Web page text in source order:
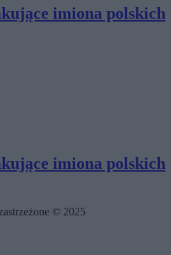
imiona polskich
imiona polskich
© 2025